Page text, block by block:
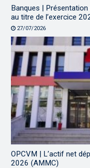
Banques |
au titre de l’exercice
27/07/2026
OPCVM | L’actif net
2026 (AMMC)